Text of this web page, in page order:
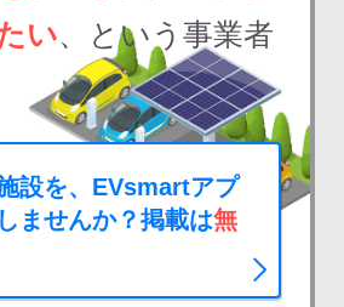
い、という事業者
設を、EVsmartアプ
ませんか？掲載は無